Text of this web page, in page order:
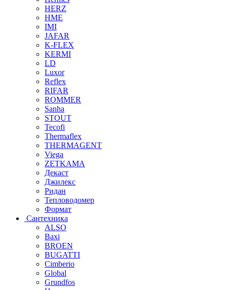
HERZ
HME
IMI
JAFAR
K-FLEX
KERMI
LD
Luxor
Reflex
RIFAR
ROMMER
Sanha
STOUT
Tecofi
Thermaflex
THERMAGENT
Viega
ZETKAMA
Декаст
Джилекс
Ридан
Тепловодомер
Формат
Сантехника
ALSO
Baxi
BROEN
BUGATTI
Cimberio
Global
Grundfos